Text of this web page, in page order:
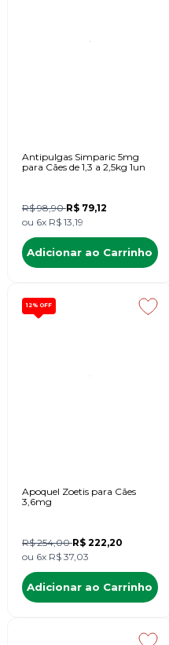
Antipulgas Simparic 5mg
para Cães de 1,3 a 2,5kg 1un
R$ 98,90R$ 79,12
ou 6x R$ 13,19
Adicionar ao Carrinho
12% OFF
Apoquel Zoetis para Cães
3,6mg
R$ 254,00R$ 222,20
ou 6x R$ 37,03
Adicionar ao Carrinho